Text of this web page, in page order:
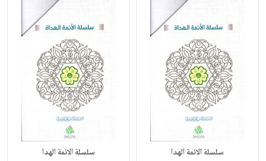
سلسلة الائمة الهدا سلسلة الائمة الهدا